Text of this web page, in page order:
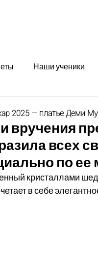
Наши ученики
2025 — платье Деми
вручения
всех
по ее
кристаллами
в себе